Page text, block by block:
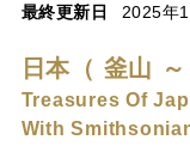
最終更新日
2025年
日本（ 釜山 ～
Treasures Of
With